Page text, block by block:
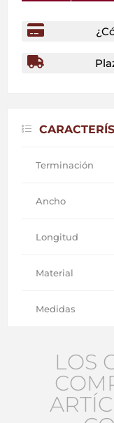
Terminación
Ancho
Longitud
Material
Medidas
LOS